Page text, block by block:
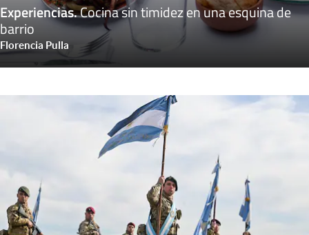
Experiencias.Cocina sin timidez en una esquina de
barrio
Florencia Pulla